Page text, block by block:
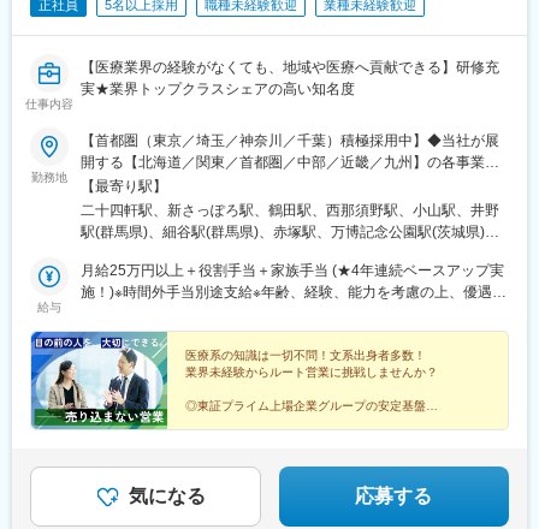
10代～50代と幅広く在籍しています。
■製品について：https://www.daisho-s.jp/
大昭製薬は、1943年創業のOTC医薬品メーカーです。咳止めや鼻
炎薬、ビタミン剤など幅広い製品を製造販売しています。原料か
が強みです。「すべてはみなさまの健康のために」をモットー
に、安全で高品質な医薬品を提供しています。
■当社について：
大昭製薬株式会社では、原料から混合・製剤・包装・発送までを
「高品質で安全性の高い製品づくり」のために、出荷前の品質確
認だけでなく、原薬受け入れ時、造粒後など製造工程の各所で品
を徹底し丁寧に製造しています。
変更の範囲：会社の定める業務
正社員 5名以上採用 職種未経験歓迎 業種未経験歓迎
仕事内容
【医療業界の経験がなくても、地域や医療へ貢献できる】研修充
実★業界トップクラスシェアの高い知名度
勤務地
【首都圏（東京／埼玉／神奈川／千葉）積極採用中】◆当社が展
開する【北海道／関東／首都圏／中部／近畿／九州】の各事業所
へご希望を考慮した上で配属となります。【北海道】北海道【関
東】栃木／群馬／茨城／長野／山梨／新潟【首都圏】東京／埼玉
／神奈川／千葉★積極採用エリア【中部】静岡／愛知／三重／岐
／長崎／熊本／大分／宮崎／鹿児島各事業所の詳細については、
弊社HPよりご確認ください※「企業情報」→「拠点」よりご確認
の就労はありません)
【最寄り駅】
二十四軒駅、新さっぽろ駅、鶴田駅、西那須野駅、小山駅、井野
駅(群馬県)、細谷駅(群馬県)、赤塚駅、万博記念公園駅(茨城県)、
駅、寺尾駅、宮内駅(新潟県)、直江津駅、小川町駅(東京都)、江戸
川橋駅、竹ノ塚駅、小村井駅、井荻駅、志村三丁目駅、学芸大学
台駅(東京都)、北戸田駅、南越谷駅、久喜駅、加茂宮駅、新座駅、
航空公園駅、南古谷駅、ソシオ流通センター駅、三ツ沢上町駅、
並木中央駅、踊場駅、江田駅(神奈川県)、元住吉駅、原当麻駅、社
家駅、藤沢本町駅、井細田駅、県立大学駅、平塚駅、千葉寺駅、
佐倉駅、旭駅(千葉県)、木更津駅、館山駅、茂原駅、東船橋駅、小
駅、掛川市役所前駅、焼津駅、黒川駅(愛知県)、小本駅(愛知県)、
奥町駅、赤池駅(愛知県)、西岡崎駅、牛久保駅、住吉町駅、竹下
給与
月給25万円以上＋役割手当＋家族手当 (★4年連続ベースアップ実
施！)※時間外手当別途支給※年齢、経験、能力を考慮の上、優遇し
医療系の知識は一切不問！文系出身者多数！
業界未経験からルート営業に挑戦しませんか？
◎東証プライム上場企業グループの安定基盤
気になる 応募する